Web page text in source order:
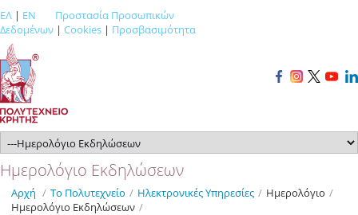
ΕΛ | EN
Προστασία Προσωπικών
Δεδομένων | Cookies | Προσβασιμότητα
Ημερολόγιο Εκδηλώσεων
Αρχή / Το Πολυτεχνείο / Ηλεκτρονικές Υπηρεσίες / Ημερολόγιο /
Ημερολόγιο Εκδηλώσεων /